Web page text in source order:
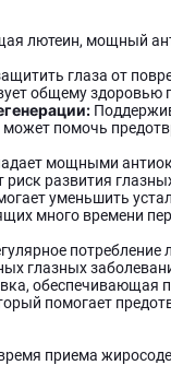
лютеин, мощный
глаза от
общему здоровью
может помочь
мощными
развития
уменьшить
много времени
глазных
обеспечивающая
помогает
приема